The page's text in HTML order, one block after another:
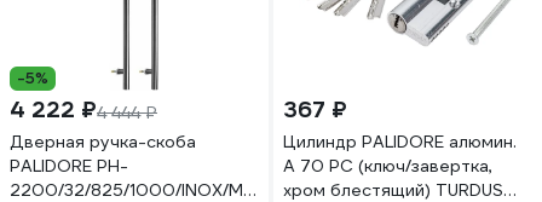
-5%
4 222 ₽4 444 ₽
Дверная ручка-скоба
PALIDORE PH-
2200/32/825/1000/INOX/M8х140
367 ₽
Цилиндр PALIDORE алюмин.
А 70 PC (ключ/завертка,
хром блестящий) TURDUS